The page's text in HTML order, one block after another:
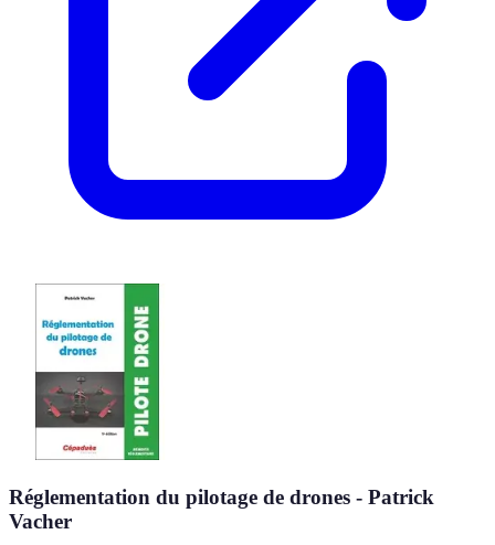
Réglementation du pilotage de drones - Patrick
Vacher